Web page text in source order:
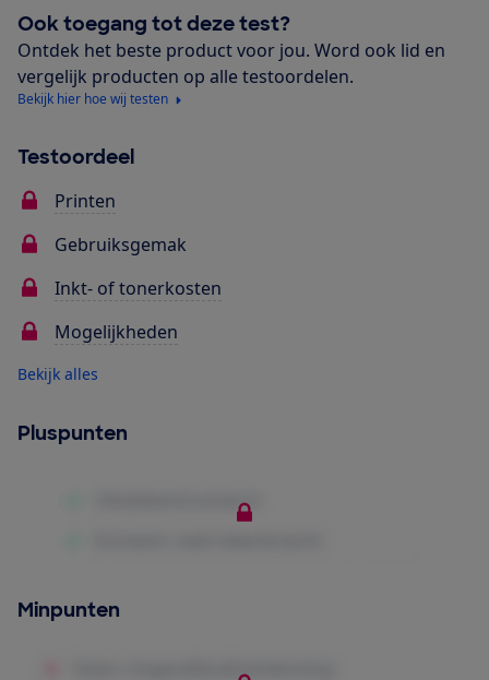
Ook toegang tot deze test?
Ontdek het beste product voor jou. Word ook lid en
vergelijk producten op alle testoordelen.
Bekijk hier hoe wij testen
Testoordeel
Printen
Gebruiksgemak
Inkt- of tonerkosten
Mogelijkheden
Bekijk alles
Pluspunten
Minpunten